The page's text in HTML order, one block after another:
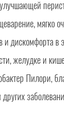
мягко
дискомфорта в
желудке и
Пилори,